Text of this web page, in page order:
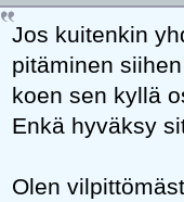
Jos kuitenkin
pitäminen
koen sen kyllä
Enkä hyväksy
Olen